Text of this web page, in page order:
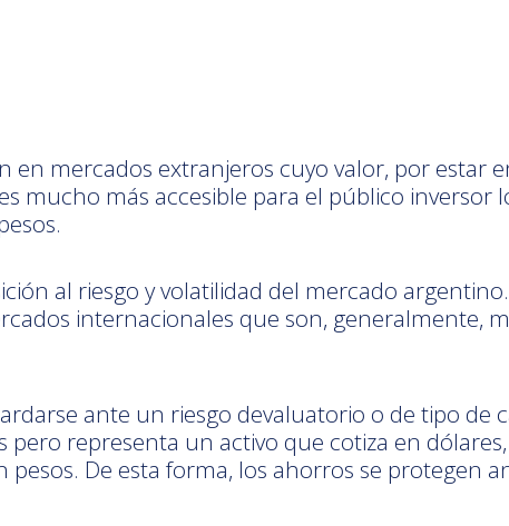
en mercados extranjeros cuyo valor, por estar
mucho más accesible para el público inversor
al riesgo y volatilidad del mercado
internacionales que son, generalmente,
ante un riesgo devaluatorio o de tipo de
representa un activo que cotiza en
pesos. De esta forma, los ahorros se protegen